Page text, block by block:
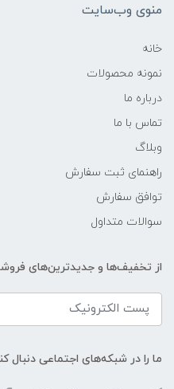
منوی وب‌سایت
خانه
نمونه محصولات
درباره ما
تماس با ما
وبلاگ
راهنمای ثبت سفارش
توافق سفارش
سوالات متداول
از تخفیف‌ها و جدیدترین‌های
ما را در شبکه‌های اجتماعی دنبال